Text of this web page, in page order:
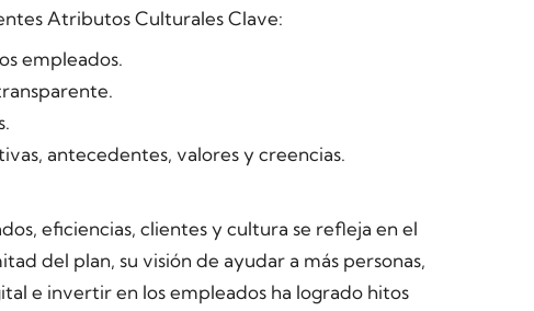
Atributos Culturales Clave:
empleados.
antecedentes, valores y creencias.
eficiencias, clientes y cultura se refleja en el
del plan, su visión de ayudar a más personas,
e invertir en los empleados ha logrado hitos